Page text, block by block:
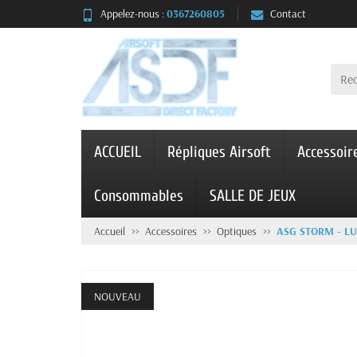
Appelez-nous :0367260805 Contact
ACCUEIL Répliques Airsoft
Consommables SALLE DE JEUX
Accueil Accessoires Optiques ASG STORM -
NOUVEAU